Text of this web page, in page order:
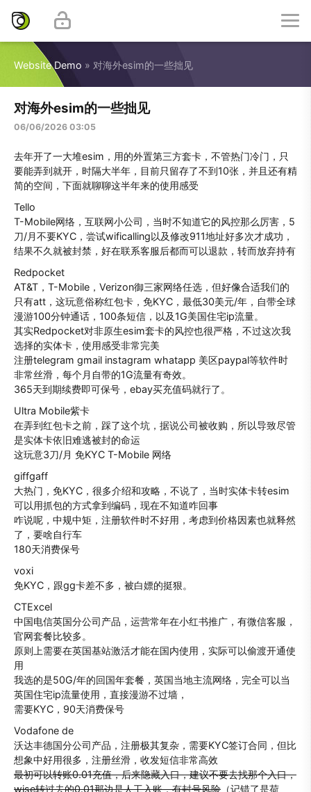
Website Demo » 对海外esim的一些拙见
对海外esim的一些拙见
06/06/2026 03:05
去年开了一大堆esim，用的外置第三方套卡，不管热门冷门，只
要能弄到就开，时隔大半年，目前只留存了不到10张，并且还有精
简的空间，下面就聊聊这半年来的使用感受
Tello
T-Mobile网络，互联网小公司，当时不知道它的风控那么厉害，5
刀/月不要KYC，尝试wificalling以及修改911地址好多次才成功，
结果不久就被封禁，好在联系客服后都而可以退款，转而放弃持有
Redpocket
AT&T，T-Mobile，Verizon御三家网络任选，但好像合适我们的
只有att，这玩意俗称红包卡，免KYC，最低30美元/年，自带全球
漫游100分钟通话，100条短信，以及1G美国住宅ip流量。
其实Redpocket对非原生esim套卡的风控也很严格，不过这次我
选择的实体卡，使用感受非常完美
注册telegram gmail instagram whatapp 美区paypal等软件时
非常丝滑，每个月自带的1G流量有奇效。
365天到期续费即可保号，ebay买充值码就行了。
Ultra Mobile紫卡
在弄到红包卡之前，踩了这个坑，据说公司被收购，所以导致尽管
是实体卡依旧难逃被封的命运
这玩意3刀/月 免KYC T-Mobile 网络
giffgaff
大热门，免KYC，很多介绍和攻略，不说了，当时实体卡转esim
可以用抓包的方式拿到编码，现在不知道咋回事
咋说呢，中规中矩，注册软件时不好用，考虑到价格因素也就释然
了，要啥自行车
180天消费保号
voxi
免KYC，跟gg卡差不多，被白嫖的挺狠。
CTExcel
中国电信英国分公司产品，运营常年在小红书推广，有微信客服，
官网套餐比较多。
原则上需要在英国基站激活才能在国内使用，实际可以偷渡开通使
用
我选的是50G/年的回国年套餐，英国当地主流网络，完全可以当
英国住宅ip流量使用，直接漫游不过墙，
需要KYC，90天消费保号
Vodafone de
沃达丰德国分公司产品，注册极其复杂，需要KYC签订合同，但比
想象中好用很多，注册丝滑，收发短信非常高效
最初可以转账0.01充值，后来隐藏入口，建议不要去找那个入口，
wise转过去的0.01那边是人工入账，有封号风险 （记错了是荷